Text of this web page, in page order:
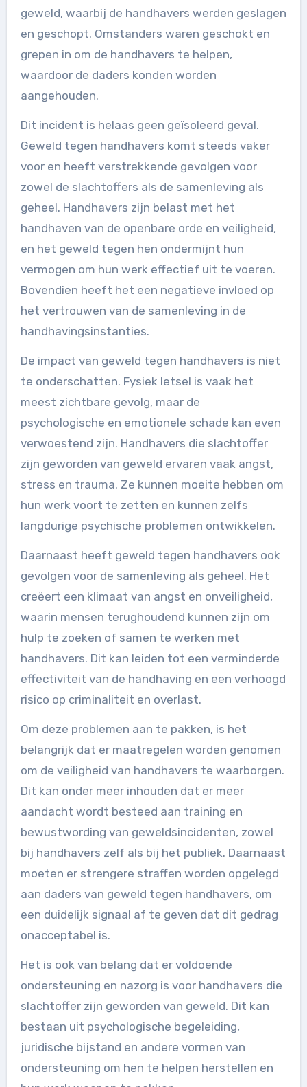
geweld, waarbij de handhavers werden geslagen
en geschopt. Omstanders waren geschokt en
grepen in om de handhavers te helpen,
waardoor de daders konden worden
aangehouden.
Dit incident is helaas geen geïsoleerd geval.
Geweld tegen handhavers komt steeds vaker
voor en heeft verstrekkende gevolgen voor
zowel de slachtoffers als de samenleving als
geheel. Handhavers zijn belast met het
handhaven van de openbare orde en veiligheid,
en het geweld tegen hen ondermijnt hun
vermogen om hun werk effectief uit te voeren.
Bovendien heeft het een negatieve invloed op
het vertrouwen van de samenleving in de
handhavingsinstanties.
De impact van geweld tegen handhavers is niet
te onderschatten. Fysiek letsel is vaak het
meest zichtbare gevolg, maar de
psychologische en emotionele schade kan even
verwoestend zijn. Handhavers die slachtoffer
zijn geworden van geweld ervaren vaak angst,
stress en trauma. Ze kunnen moeite hebben om
hun werk voort te zetten en kunnen zelfs
langdurige psychische problemen ontwikkelen.
Daarnaast heeft geweld tegen handhavers ook
gevolgen voor de samenleving als geheel. Het
creëert een klimaat van angst en onveiligheid,
waarin mensen terughoudend kunnen zijn om
hulp te zoeken of samen te werken met
handhavers. Dit kan leiden tot een verminderde
effectiviteit van de handhaving en een verhoogd
risico op criminaliteit en overlast.
Om deze problemen aan te pakken, is het
belangrijk dat er maatregelen worden genomen
om de veiligheid van handhavers te waarborgen.
Dit kan onder meer inhouden dat er meer
aandacht wordt besteed aan training en
bewustwording van geweldsincidenten, zowel
bij handhavers zelf als bij het publiek. Daarnaast
moeten er strengere straffen worden opgelegd
aan daders van geweld tegen handhavers, om
een duidelijk signaal af te geven dat dit gedrag
onacceptabel is.
Het is ook van belang dat er voldoende
ondersteuning en nazorg is voor handhavers die
slachtoffer zijn geworden van geweld. Dit kan
bestaan uit psychologische begeleiding,
juridische bijstand en andere vormen van
ondersteuning om hen te helpen herstellen en